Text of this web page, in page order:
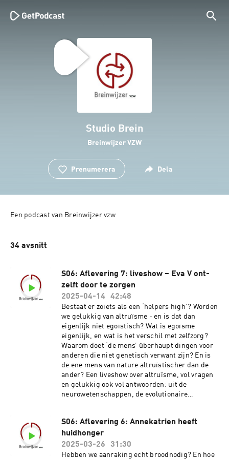
Studio Brein
Breinwijzer VZW
Prenumerera Dela
Een podcast van Breinwijzer vzw
34 avsnitt
S06: Aflevering 7: liveshow – Eva V ont-
zelft door te zorgen
2025-04-14
42:48
Bestaat er zoiets als een ‘helpers high’? Worden
we gelukkig van altruïsme - en is dat dan
eigenlijk niet egoïstisch? Wat is egoïsme
eigenlijk, en wat is het verschil met zelfzorg?
Waarom doet ‘de mens’ überhaupt dingen voor
anderen die niet genetisch verwant zijn? En is
de ene mens van nature altruïstischer dan de
ander? Een liveshow over altruïsme, vol vragen
en gelukkig ook vol antwoorden: uit de
neurowetenschappen, de evolutionaire
crisispleeggezin, je eigen grenzen bewaken bij
het geven aan anderen, indirect altruïsme en
wederkerigheid. En met als conclusie dat
altruïsme ervoor zorgt dat we langer leven,
S06: Aflevering 6: Annekatrien heeft
huidhonger
2025-03-26
31:30
Hebben we aanraking echt broodnodig? En hoe